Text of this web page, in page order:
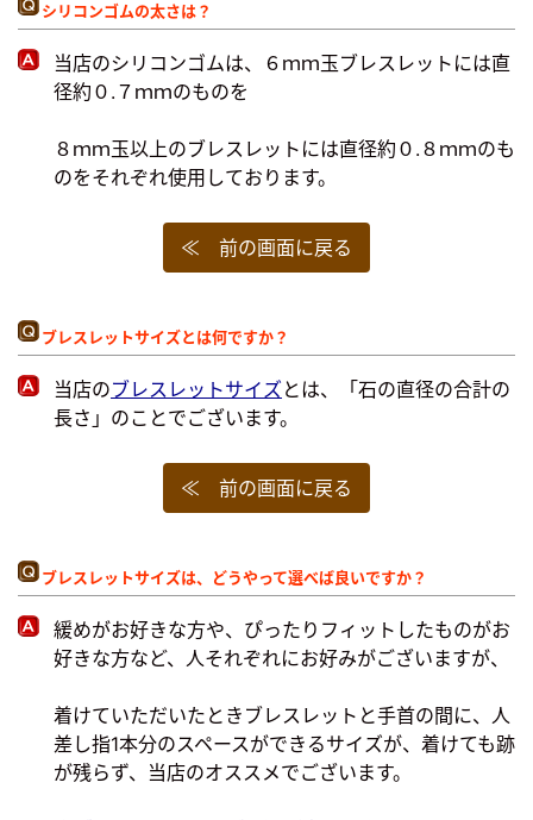
シリコンゴムの太さは？
当店のシリコンゴムは、６ｍｍ玉ブレスレットには直
径約０.７ｍｍのものを
８ｍｍ玉以上のブレスレットには直径約０.８ｍｍのも
のをそれぞれ使用しております。
≪ 前の画面に戻る
ブレスレットサイズとは何ですか？
当店のブレスレットサイズ とは、「石の直径の合計の
長さ」のことでございます。
≪ 前の画面に戻る
ブレスレットサイズは、どうやって選べば良いですか？
緩めがお好きな方や、ぴったりフィットしたものがお
好きな方など、人それぞれにお好みがございますが、
着けていただいたときブレスレットと手首の間に、人
差し指1本分のスペースができるサイズが、着けても跡
が残らず、当店のオススメでございます。